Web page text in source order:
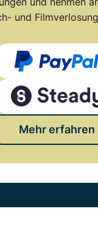
und
Mehr erfahren